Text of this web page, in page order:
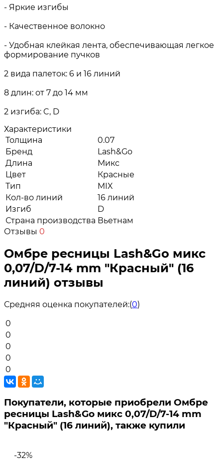
- Яркие изгибы
- Качественное волокно
- Удобная клейкая лента, обеспечивающая легкое
формирование пучков
2 вида палеток: 6 и 16 линий
8 длин: от 7 до 14 мм
2 изгиба: C, D
Характеристики
Толщина
0.07
Бренд
Lash&Go
Длина
Микс
Цвет
Красные
Тип
MIX
Кол-во линий
16 линий
Изгиб
D
Страна производства Вьетнам
Отзывы 0
Омбре ресницы Lash&Go микс
0,07/D/7-14 mm "Красный" (16
линий) отзывы
Средняя оценка покупателей:(0)
0
0
0
0
0
Покупатели, которые приобрели Омбре
ресницы Lash&Go микс 0,07/D/7-14 mm
"Красный" (16 линий), также купили
-32%